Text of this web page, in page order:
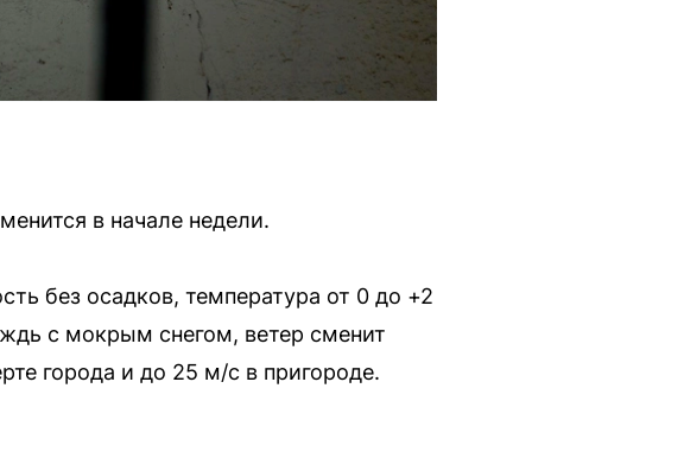
в начале недели.
без осадков, температура от 0 до +2
с мокрым снегом, ветер сменит
города и до 25 м/с в пригороде.